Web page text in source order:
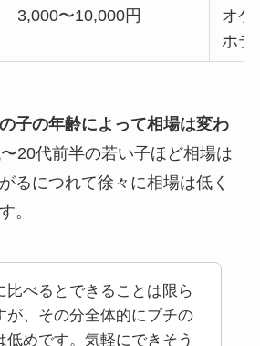
3,000〜10,000円
オケ
ホテ
子の年齢によって相場は変わ
20代前半の若い子ほど相場は
るにつれて徐々に相場は低く
。
比べるとできることは限ら
が、その分全体的にプチの
低めです。気軽にできそう